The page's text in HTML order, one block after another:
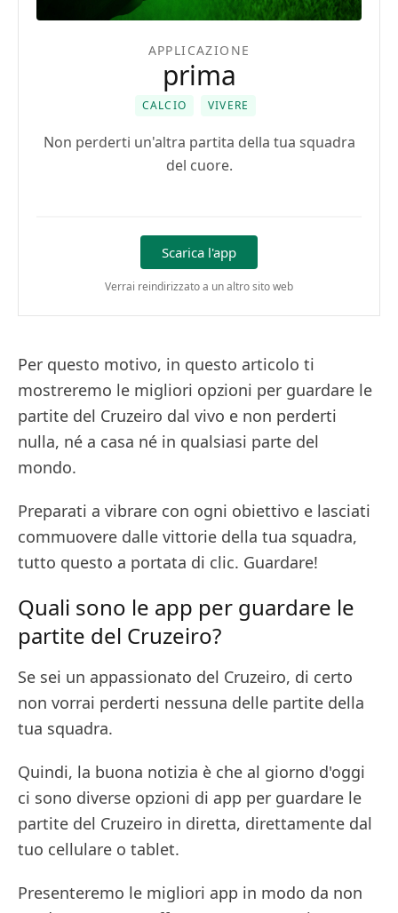
APPLICAZIONE
prima
CALCIO VIVERE
Non perderti un'altra partita della tua squadra
del cuore.
Scarica l'app
Verrai reindirizzato a un altro sito web
Per questo motivo, in questo articolo ti
mostreremo le migliori opzioni per guardare le
partite del Cruzeiro dal vivo e non perderti
nulla, né a casa né in qualsiasi parte del
mondo.
Preparati a vibrare con ogni obiettivo e lasciati
commuovere dalle vittorie della tua squadra,
tutto questo a portata di clic. Guardare!
Quali sono le app per guardare le
partite del Cruzeiro?
Se sei un appassionato del Cruzeiro, di certo
non vorrai perderti nessuna delle partite della
tua squadra.
Quindi, la buona notizia è che al giorno d'oggi
ci sono diverse opzioni di app per guardare le
partite del Cruzeiro in diretta, direttamente dal
tuo cellulare o tablet.
Presenteremo le migliori app in modo da non